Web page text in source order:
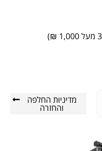
מדיניות החלפה
והחזרה